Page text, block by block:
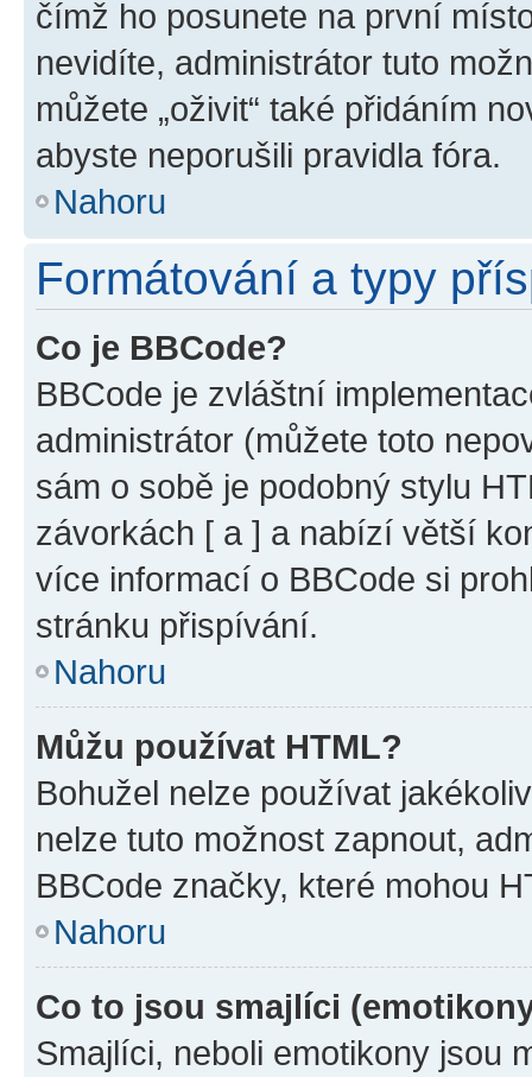
čímž ho posunete na první
nevidíte, administrátor tuto
můžete „oživit“ také přidáním
abyste neporušili pravidla fóra.
Nahoru
Formátování a typy
Co je BBCode?
BBCode je zvláštní
administrátor (můžete toto
sám o sobě je podobný stylu
závorkách [ a ] a nabízí větší
více informací o BBCode si
stránku přispívání.
Nahoru
Můžu používat HTML?
Bohužel nelze používat
nelze tuto možnost zapnout,
BBCode značky, které mohou
Nahoru
Co to jsou smajlíci
Smajlíci, neboli emotikony jsou